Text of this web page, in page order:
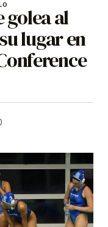
golea al
lugar en